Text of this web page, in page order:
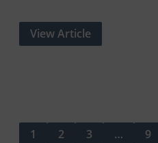
View Article
1 2 3 … 9